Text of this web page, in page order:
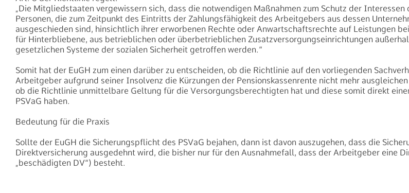
„Die Mitgliedstaaten vergewissern sich, dass die notwendigen Maßnahmen zum Schutz der
Personen, die zum Zeitpunkt des Eintritts der Zahlungsfähigkeit des Arbeitgebers aus dessen
ausgeschieden sind, hinsichtlich ihrer erworbenen Rechte oder Anwartschaftsrechte auf Leistungen
für Hinterbliebene, aus betrieblichen oder überbetrieblichen Zusatzversorgungseinrichtungen
gesetzlichen Systeme der sozialen Sicherheit getroffen werden.“
Somit hat der EuGH zum einen darüber zu entscheiden, ob die Richtlinie auf den vorliegenden
Arbeitgeber aufgrund seiner Insolvenz die Kürzungen der Pensionskassenrente nicht mehr
ob die Richtlinie unmittelbare Geltung für die Versorgungsberechtigten hat und diese somit direkt
PSVaG haben.
Bedeutung für die Praxis
Sollte der EuGH die Sicherungspflicht des PSVaG bejahen, dann ist davon auszugehen, dass die
Direktversicherung ausgedehnt wird, die bisher nur für den Ausnahmefall, dass der Arbeitgeber eine
„beschädigten DV“) besteht.